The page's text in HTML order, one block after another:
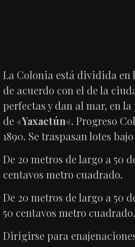
La Colonia está dividida en
de acuerdo con el de la
perfectas y dan al mar, en
de «Yaxactún«. Progreso
1890. Se traspasan lotes
De 20 metros de largo a 50
centavos metro cuadrado.
De 20 metros de largo a 50
50 centavos metro cuadrado.
Dirigirse para